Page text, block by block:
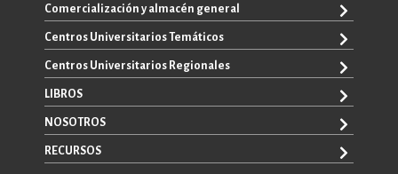
Comercialización y almacén general
+52 33 3640 6326
+52 33 3640 4595
ventas@editorial.udg.mx
WhatsApp: +52 33 1433 6869
Centros Universitarios Temáticos
CUAAD
CUCEA
CUCBA
CUCEI
Centros Universitarios Regionales
CUALTOS
CUCHAPALA
CUCOSTA
LIBROS
TODOS LOS LIBROS
E-BOOKS
NOSOTROS
SOBRE NOSOTROS
RECURSOS